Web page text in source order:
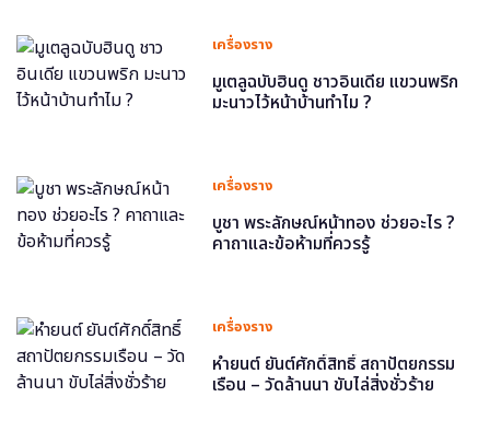
เครื่องราง
มูเตลูฉบับฮินดู ชาวอินเดีย แขวนพริก
มะนาวไว้หน้าบ้านทำไม ?
เครื่องราง
บูชา พระลักษณ์หน้าทอง ช่วยอะไร ?
คาถาและข้อห้ามที่ควรรู้
เครื่องราง
หำยนต์ ยันต์ศักดิ์สิทธิ์ สถาปัตยกรรม
เรือน – วัดล้านนา ขับไล่สิ่งชั่วร้าย